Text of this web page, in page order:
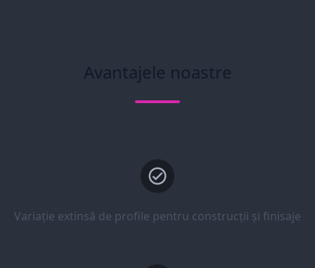
Avantajele noastre
Variație extinsă de profile pentru construcții și finisaje